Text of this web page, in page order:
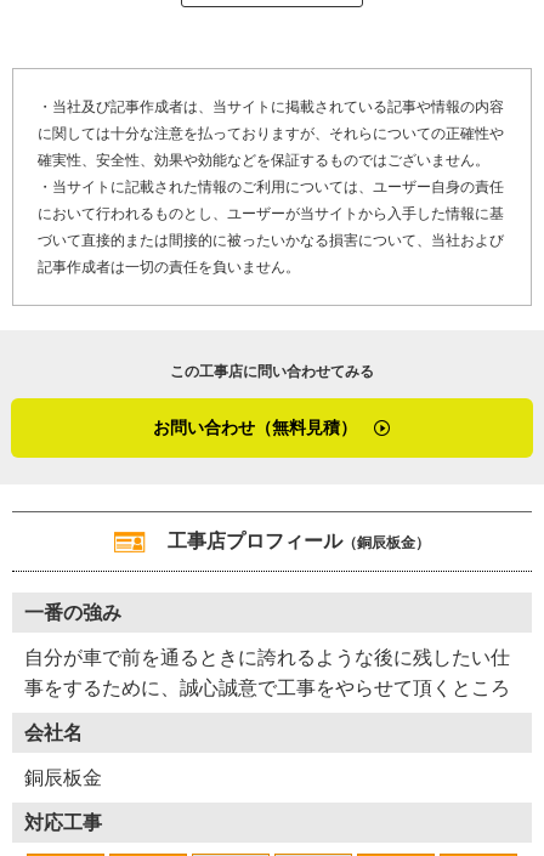
不足を痛感することも多いです。ここ千葉県長生郡で仕事
をするには、まず自分自身がこの地域について深く知るこ
とが大切ですね」
・当社及び記事作成者は、当サイトに掲載されている記事や情報の内容
に関しては十分な注意を払っておりますが、それらについての正確性や
確実性、安全性、効果や効能などを保証するものではございません。
・当サイトに記載された情報のご利用については、ユーザー自身の責任
において行われるものとし、ユーザーが当サイトから入手した情報に基
づいて直接的または間接的に被ったいかなる損害について、当社および
記事作成者は一切の責任を負いません。
この工事店に問い合わせてみる
お問い合わせ（無料見積）
工事店プロフィール（銅辰板金）
一番の強み
自分が車で前を通るときに誇れるような後に残したい仕
事をするために、誠心誠意で工事をやらせて頂くところ
会社名
銅辰板金
対応工事